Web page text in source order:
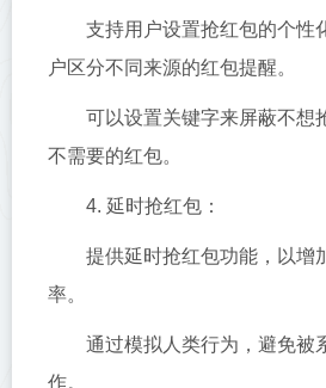
支持用户设置抢红包的个性
户区分不同来源的红包提醒。
可以设置关键字来屏蔽不想
不需要的红包。
4. 延时抢红包：
提供延时抢红包功能，以增
率。
通过模拟人类行为，避免被
作。